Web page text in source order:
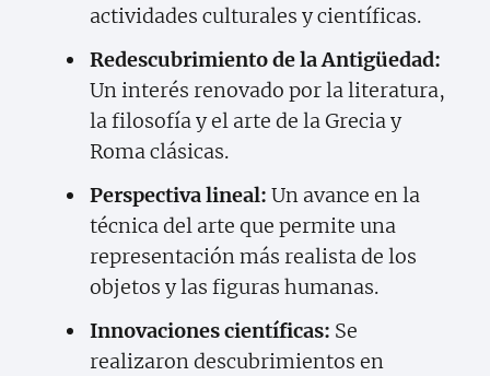
actividades culturales y científicas.
Redescubrimiento de la Antigüedad:
Un interés renovado por la literatura,
la filosofía y el arte de la Grecia y
Roma clásicas.
Perspectiva lineal: Un avance en la
técnica del arte que permite una
representación más realista de los
objetos y las figuras humanas.
Innovaciones científicas: Se
realizaron descubrimientos en